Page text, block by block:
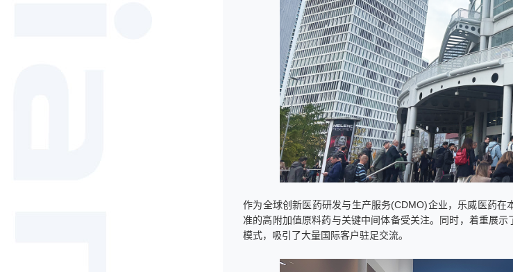
作为全球创新医药研发与生产服务(CDMO)企业，乐威医药
准的高附加值原料药与关键中间体备受关注。同时，着重展
模式，吸引了大量国际客户驻足交流。